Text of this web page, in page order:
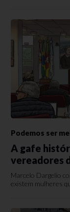
Podemos ser
A gafe
vereadores
Marcelo Dargelio
existem mulheres